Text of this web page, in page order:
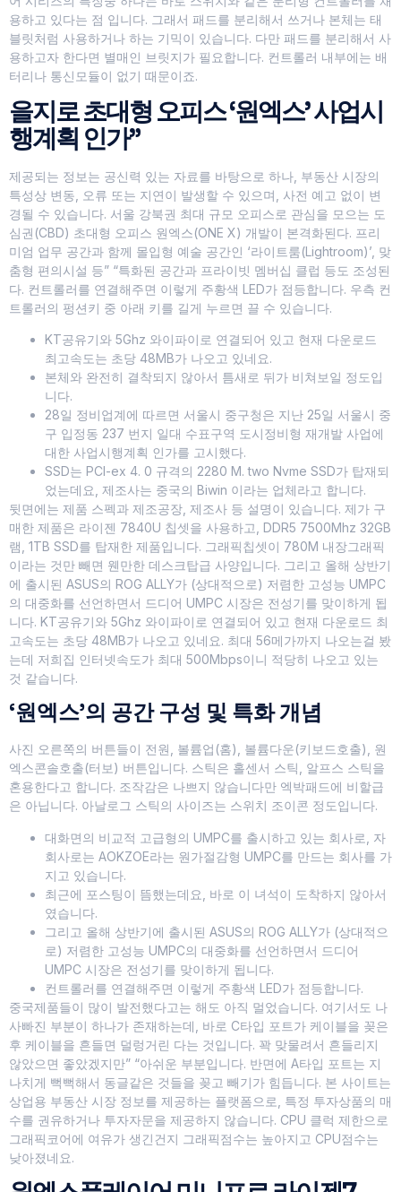
용하고 있다는 점 입니다. 그래서 패드를 분리해서 쓰거나 본체는 태
블릿처럼 사용하거나 하는 기믹이 있습니다. 다만 패드를 분리해서 사
용하고자 한다면 별매인 브릿지가 필요합니다. 컨트롤러 내부에는 배
터리나 통신모듈이 없기 때문이죠.
을지로 초대형 오피스 ‘원엑스’ 사업시
행계획 인가”
제공되는 정보는 공신력 있는 자료를 바탕으로 하나, 부동산 시장의
특성상 변동, 오류 또는 지연이 발생할 수 있으며, 사전 예고 없이 변
경될 수 있습니다. 서울 강북권 최대 규모 오피스로 관심을 모으는 도
심권(CBD) 초대형 오피스 원엑스(ONE X) 개발이 본격화된다. 프리
미엄 업무 공간과 함께 몰입형 예술 공간인 ‘라이트룸(Lightroom)’, 맞
춤형 편의시설 등” “특화된 공간과 프라이빗 멤버십 클럽 등도 조성된
다. 컨트롤러를 연결해주면 이렇게 주황색 LED가 점등합니다. 우측 컨
트롤러의 펑션키 중 아래 키를 길게 누르면 끌 수 있습니다.
KT공유기와 5Ghz 와이파이로 연결되어 있고 현재 다운로드
최고속도는 초당 48MB가 나오고 있네요.
본체와 완전히 결착되지 않아서 틈새로 뒤가 비쳐보일 정도입
니다.
28일 정비업계에 따르면 서울시 중구청은 지난 25일 서울시 중
구 입정동 237 번지 일대 수표구역 도시정비형 재개발 사업에
대한 사업시행계획 인가를 고시했다.
SSD는 PCI-ex 4. 0 규격의 2280 M. two Nvme SSD가 탑재되
었는데요, 제조사는 중국의 Biwin 이라는 업체라고 합니다.
뒷면에는 제품 스펙과 제조공장, 제조사 등 설명이 있습니다. 제가 구
매한 제품은 라이젠 7840U 칩셋을 사용하고, DDR5 7500Mhz 32GB
램, 1TB SSD를 탑재한 제품입니다. 그래픽칩셋이 780M 내장그래픽
이라는 것만 빼면 웬만한 데스크탑급 사양입니다. 그리고 올해 상반기
에 출시된 ASUS의 ROG ALLY가 (상대적으로) 저렴한 고성능 UMPC
의 대중화를 선언하면서 드디어 UMPC 시장은 전성기를 맞이하게 됩
니다. KT공유기와 5Ghz 와이파이로 연결되어 있고 현재 다운로드 최
고속도는 초당 48MB가 나오고 있네요. 최대 56메가까지 나오는걸 봤
는데 저희집 인터넷속도가 최대 500Mbps이니 적당히 나오고 있는
것 같습니다.
‘원엑스’의 공간 구성 및 특화 개념
사진 오른쪽의 버튼들이 전원, 볼륨업(홈), 볼륨다운(키보드호출), 원
엑스콘솔호출(터보) 버튼입니다. 스틱은 홀센서 스틱, 알프스 스틱을
혼용한다고 합니다. 조작감은 나쁘지 않습니다만 엑박패드에 비할급
은 아닙니다. 아날로그 스틱의 사이즈는 스위치 조이콘 정도입니다.
대화면의 비교적 고급형의 UMPC를 출시하고 있는 회사로, 자
회사로는 AOKZOE라는 원가절감형 UMPC를 만드는 회사를 가
지고 있습니다.
최근에 포스팅이 뜸했는데요, 바로 이 녀석이 도착하지 않아서
였습니다.
그리고 올해 상반기에 출시된 ASUS의 ROG ALLY가 (상대적으
로) 저렴한 고성능 UMPC의 대중화를 선언하면서 드디어
UMPC 시장은 전성기를 맞이하게 됩니다.
컨트롤러를 연결해주면 이렇게 주황색 LED가 점등합니다.
중국제품들이 많이 발전했다고는 해도 아직 멀었습니다. 여기서도 나
사빠진 부분이 하나가 존재하는데, 바로 C타입 포트가 케이블을 꽂은
후 케이블을 흔들면 덜렁거린 다는 것입니다. 꽉 맞물려서 흔들리지
않았으면 좋았겠지만” “아쉬운 부분입니다. 반면에 A타입 포트는 지
나치게 뻑뻑해서 동글같은 것들을 꽂고 빼기가 힘듭니다. 본 사이트는
상업용 부동산 시장 정보를 제공하는 플랫폼으로, 특정 투자상품의 매
수를 권유하거나 투자자문을 제공하지 않습니다. CPU 클럭 제한으로
그래픽코어에 여유가 생긴건지 그래픽점수는 높아지고 CPU점수는
낮아졌네요.